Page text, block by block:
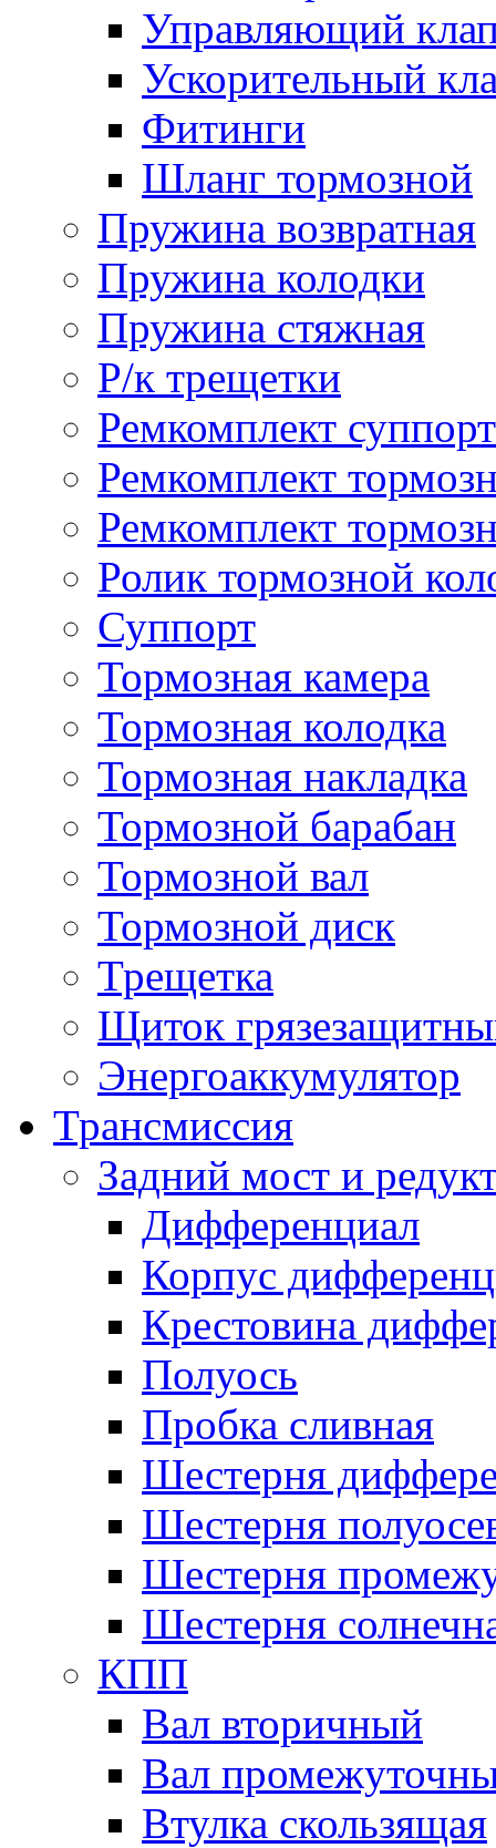
Управляющий
Ускорительный
Фитинги
Шланг тормозной
Пружина возвратная
Пружина колодки
Пружина стяжная
Р/к трещетки
Ремкомплект
Ремкомплект
Ремкомплект
Ролик тормозной
Суппорт
Тормозная камера
Тормозная колодка
Тормозная накладка
Тормозной барабан
Тормозной вал
Тормозной диск
Трещетка
Щиток
Энергоаккумулятор
Трансмиссия
Задний мост и
Дифференциал
Корпус
Крестовина
Полуось
Пробка сливная
Шестерня
Шестерня
Шестерня
Шестерня
КПП
Вал вторичный
Вал
Втулка скользящая